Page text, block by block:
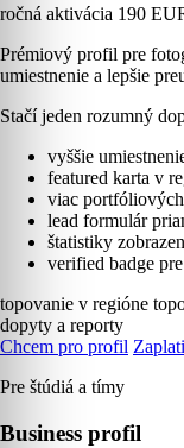
ročná aktivácia 190
Prémiový profil pre
umiestnenie a lepšie
Stačí jeden rozumný
vyššie
featured karta v
viac
lead formulár
štatistiky
verified badge
topovanie v regióne
dopyty a reporty
Chcem pro profil
Pre štúdiá a tímy
Business profil